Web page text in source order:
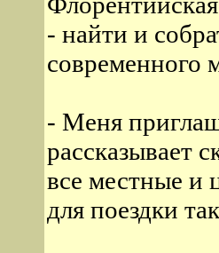
- найти и
современного
- Меня
рассказывает
все местные и
для поездки